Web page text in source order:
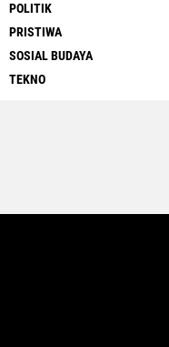
POLITIK
PRISTIWA
SOSIAL BUDAYA
TEKNO